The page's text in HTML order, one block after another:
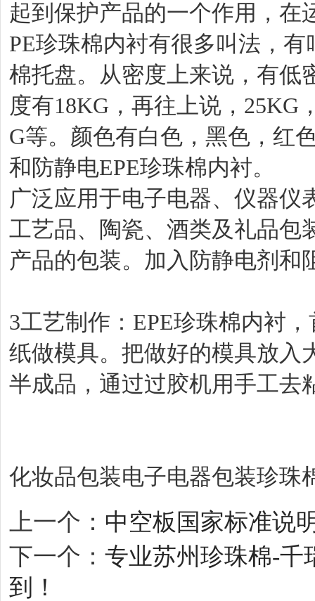
起到保护产品的一个作用，在
PE珍珠棉内衬有很多叫法，
棉托盘。从密度上来说，有低
度有18KG，再往上说，25KG
G等。颜色有白色，黑色，红
和防静电EPE珍珠棉内衬。
广泛应用于电子电器、仪器仪
工艺品、陶瓷、酒类及礼品包
产品的包装。加入防静电剂和
3工艺制作：EPE珍珠棉内衬
纸做模具。把做好的模具放入
半成品，通过过胶机用手工去
化妆品包装电子电器包装珍珠
上一个： 中空板国家标准说
下一个： 专业苏州珍珠棉-千
到！